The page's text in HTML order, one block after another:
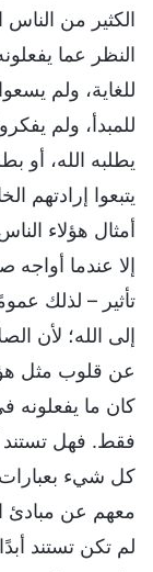
الكثير من
النظر عما
للغاية، ولم
للمبدأ، ولم
يطلبه الله، أو
يتبعوا إرادتهم
أمثال هؤلاء
إلا عندما أواجه
تأثير – لذلك
إلى الله؛ لأن
عن قلوب مثل
كان ما يفعلونه
فقط. فهل تستند
كل شيء
معهم عن مبادئ
لم تكن تستند